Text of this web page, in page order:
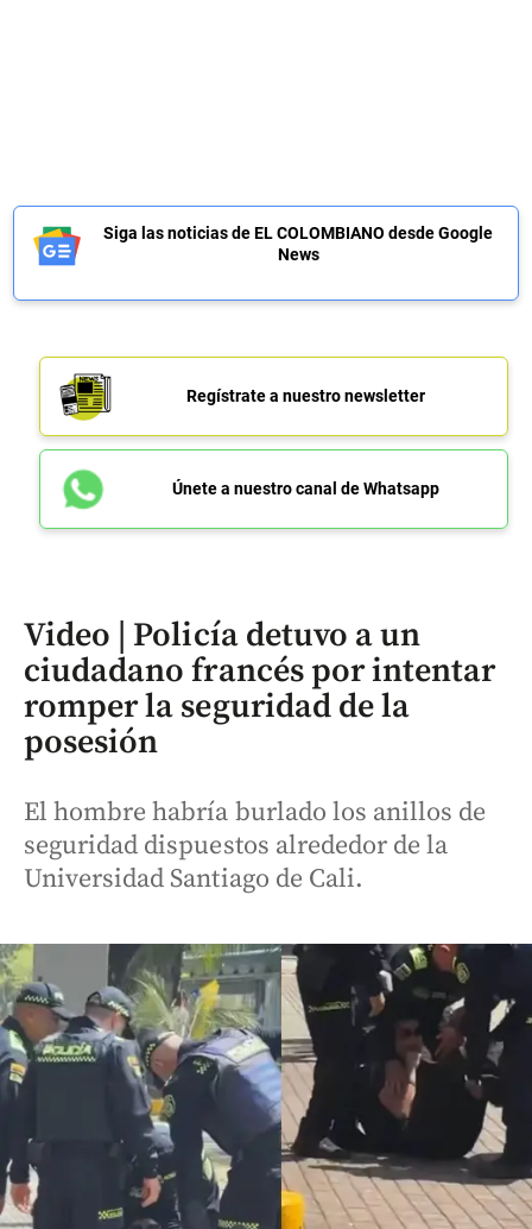
Siga las noticias de EL COLOMBIANO desde Google
News
Regístrate a nuestro newsletter
Únete a nuestro canal de Whatsapp
Video | Policía detuvo a un
ciudadano francés por intentar
romper la seguridad de la
posesión
El hombre habría burlado los anillos de
seguridad dispuestos alrededor de la
Universidad Santiago de Cali.